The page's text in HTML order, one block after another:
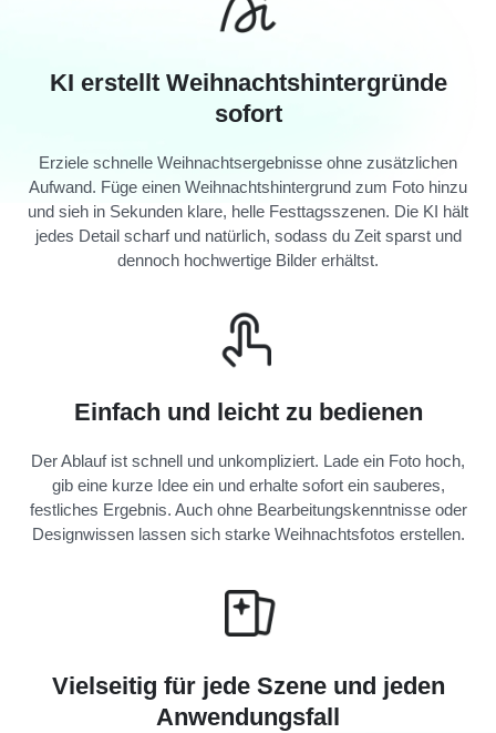
KI erstellt Weihnachts­hintergründe
sofort
Erziele schnelle Weihnachtsergebnisse ohne zusätzlichen
Aufwand. Füge einen Weihnachts­hintergrund zum Foto hinzu
und sieh in Sekunden klare, helle Festtagsszenen. Die KI hält
jedes Detail scharf und natürlich, sodass du Zeit sparst und
dennoch hochwertige Bilder erhältst.
Einfach und leicht zu bedienen
Der Ablauf ist schnell und unkompliziert. Lade ein Foto hoch,
gib eine kurze Idee ein und erhalte sofort ein sauberes,
festliches Ergebnis. Auch ohne Bearbeitungskenntnisse oder
Designwissen lassen sich starke Weihnachtsfotos erstellen.
Vielseitig für jede Szene und jeden
Anwendungsfall